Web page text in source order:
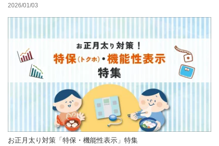
2026/01/03
お正月太り対策「特保・機能性表示」特集